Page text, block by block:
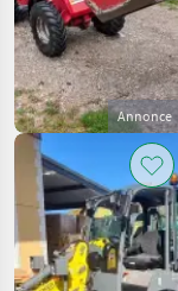
Annonce